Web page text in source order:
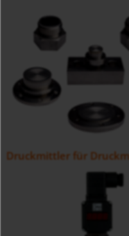
Druckmittler für